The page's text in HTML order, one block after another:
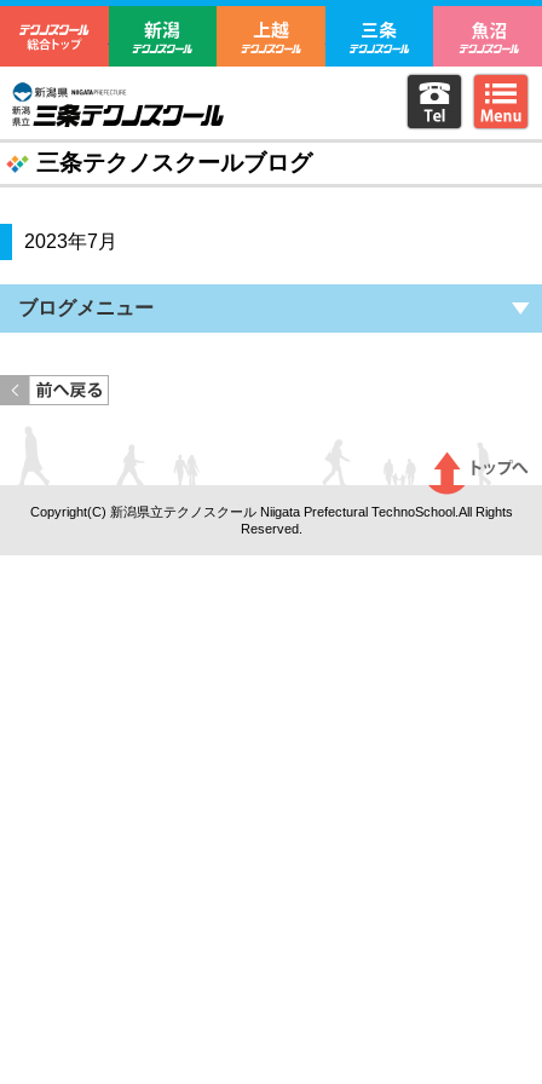
テクノスクール総合トップ
新潟テクノスクール上越テクノスクール
三条テクノ
新潟県立三条テクノスクール 電話を
三条テクノスクールブログ
2023年7月
ブログメニュー
Copyright(C) 新潟県立テクノスクール Niigata Prefectural TechnoSchool.All Rights
Reserved.